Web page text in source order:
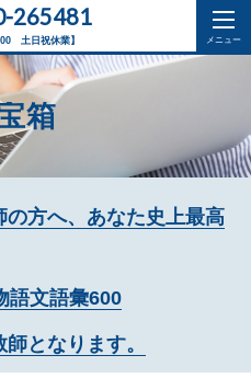
土日祝休業】
265481
箱
方へ、あなた史上最高
語文語彙600
となります。